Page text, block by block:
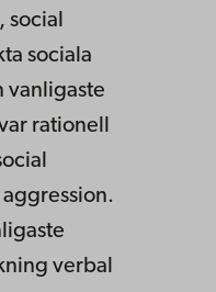
social
sociala
vanligaste
rationell
verbal